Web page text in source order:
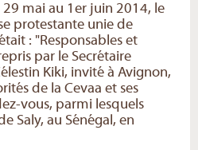
mai au 1er juin 2014, le
protestante unie de
: "Responsables et
par le Secrétaire
Kiki, invité à Avignon,
de la Cevaa et ses
vous, parmi lesquels
Saly, au Sénégal, en